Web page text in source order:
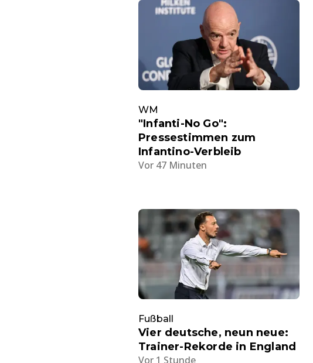
WM
"Infanti-No Go":
Pressestimmen zum
Infantino-Verbleib
Vor 47 Minuten
Fußball
Vier deutsche, neun neue:
Trainer-Rekorde in England
Vor 1 Stunde